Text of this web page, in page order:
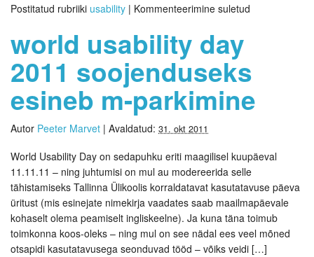
Postitatud rubriiki usability | Kommenteerimine suletud
world usability day
2011 soojenduseks
esineb m-parkimine
Autor Peeter Marvet | Avaldatud: 31. okt 2011
World Usability Day on sedapuhku eriti maagilisel kuupäeval
11.11.11 – ning juhtumisi on mul au modereerida selle
tähistamiseks Tallinna Ülikoolis korraldatavat kasutatavuse päeva
üritust (mis esinejate nimekirja vaadates saab maailmapäevale
kohaselt olema peamiselt ingliskeelne). Ja kuna täna toimub
toimkonna koos-oleks – ning mul on see nädal ees veel mõned
otsapidi kasutatavusega seonduvad tööd – võiks veidi […]